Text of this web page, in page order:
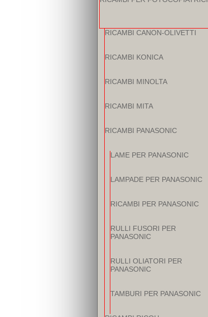
RICAMBI CANON-OLIVETTI
RICAMBI KONICA
RICAMBI MINOLTA
RICAMBI MITA
RICAMBI PANASONIC
LAME PER PANASONIC
LAMPADE PER PANASONIC
RICAMBI PER PANASONIC
RULLI FUSORI PER
PANASONIC
RULLI OLIATORI PER
PANASONIC
TAMBURI PER PANASONIC